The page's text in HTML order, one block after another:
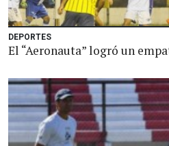
DEPORTES
El “Aeronauta” logró un